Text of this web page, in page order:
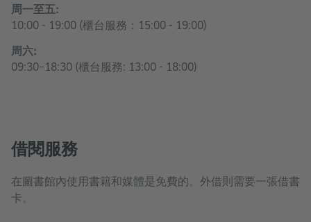
周一至五:
10:00 - 19:00 (櫃台服務：15:00 - 19:00)
周六:
09:30–18:30 (櫃台服務: 13:00 - 18:00)
借閱服務
在圖書館內使用書籍和媒體是免費的。外借則需要一張借書
卡。